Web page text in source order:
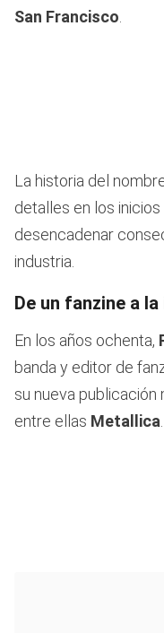
San Francisco
La historia del
detalles en los
desencadenar
industria.
De un fanzine a
En los años ochenta,
banda y editor de
su nueva publicación
entre ellas Metallica